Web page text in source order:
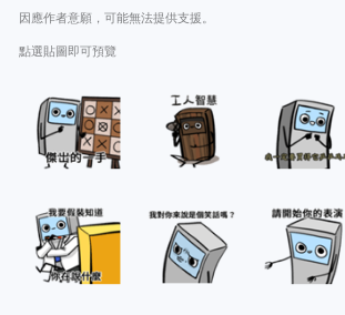
因應作者意願，可能無法提供支援。
點選貼圖即可預覽